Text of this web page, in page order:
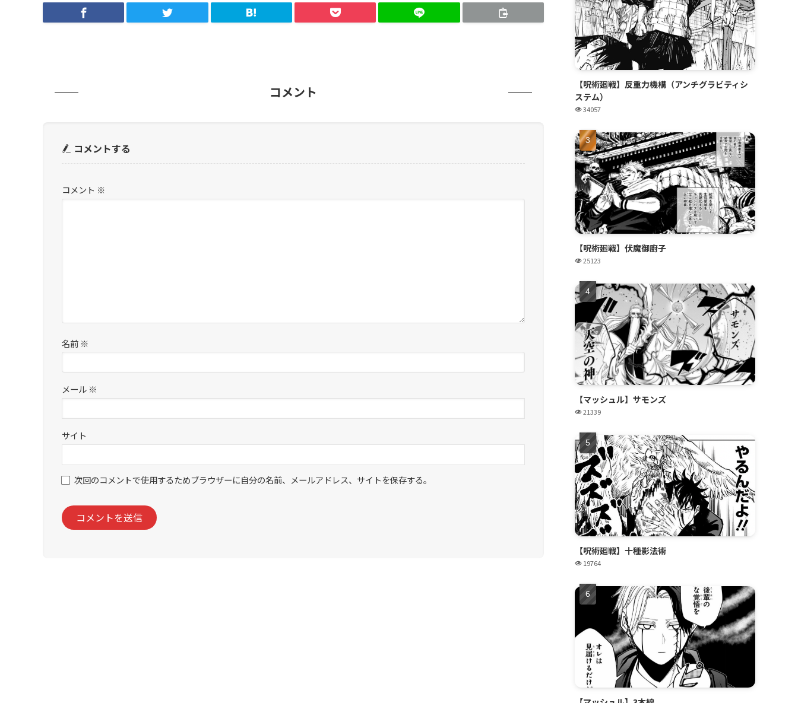
コメント
コメントする
コメント ※
名前 ※
メール ※
サイト
次回のコメントで使用するためブラウザーに自分の名前、メールアドレス、サイトを保存する。
【呪術廻戦】反重力機構（アンチグラビティシ
ステム）
34057
【呪術廻戦】伏魔御廚子
25123
【マッシュル】サモンズ
21339
【呪術廻戦】十種影法術
19764